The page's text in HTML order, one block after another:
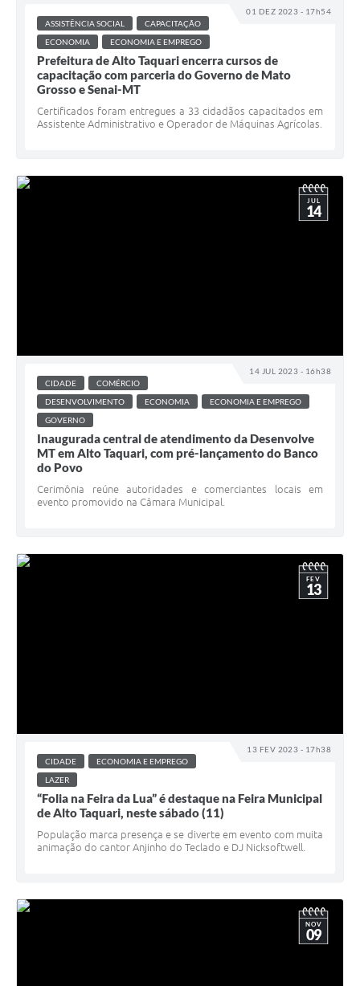
01 DEZ 2023 - 17h54
ASSISTÊNCIA SOCIAL
CAPACITAÇÃO
ECONOMIA
ECONOMIA E EMPREGO
Prefeitura de Alto Taquari encerra cursos de
capacitação com parceria do Governo de Mato
Grosso e Senai-MT
Certificados foram entregues a 33 cidadãos capacitados em
Assistente Administrativo e Operador de Máquinas Agrícolas.
14 JUL 2023 - 16h38
JUL
14
CIDADE
COMÉRCIO
DESENVOLVIMENTO
ECONOMIA
ECONOMIA E EMPREGO
GOVERNO
Inaugurada central de atendimento da Desenvolve
MT em Alto Taquari, com pré-lançamento do Banco
do Povo
Cerimônia reúne autoridades e comerciantes locais em
evento promovido na Câmara Municipal.
13 FEV 2023 - 17h38
FEV
13
CIDADE
ECONOMIA E EMPREGO
LAZER
“Folia na Feira da Lua” é destaque na Feira Municipal
de Alto Taquari, neste sábado (11)
População marca presença e se diverte em evento com muita
animação do cantor Anjinho do Teclado e DJ Nicksoftwell.
NOV
09